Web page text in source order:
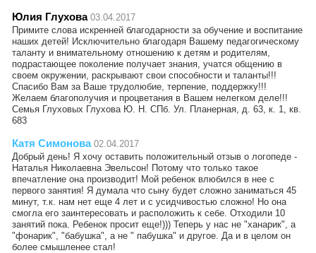
Юлия Глухова 03.04.2017
Примите слова искренней благодарности за обучение и воспитание
наших детей! Исключительно благодаря Вашему педагогическому
таланту и внимательному отношению к детям и родителям,
подрастающее поколение получает знания, учатся общению в
своем окружении, раскрывают свои способности и таланты!!!
Спасибо Вам за Ваше трудолюбие, терпение, поддержку!!!
Желаем благополучия и процветания в Вашем нелегком деле!!!
Семья Глуховых Глухова Ю. Н. СПб. Ул. Планерная, д. 63, к. 1, кв.
683
Катя Симонова 02.04.2017
Добрый день! Я хочу оставить положительный отзыв о логопеде -
Наталья Николаевна Эвельсон! Потому что только такое
впечатление она производит! Мой ребенок влюбился в нее с
первого занятия! Я думала что сыну будет сложно заниматься 45
минут, т.к. нам нет еще 4 лет и с усидчивостью сложно! Но она
смогла его заинтересовать и расположить к себе. Отходили 10
занятий пока. Ребенок просит еще!))) Теперь у нас не "ханарик", а
"фонарик", "бабушка", а не " пабушка" и другое. Да и в целом он
более смышленее стал!